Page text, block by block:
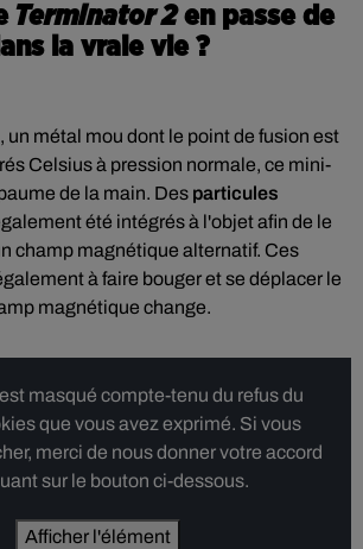
Terminator 2en passe de
la vraie vie ?
, un métal mou dont le point de fusion est
Celsius à pression normale, ce mini-
de la main. Des particules
été intégrés à l'objet afin de le
champ magnétique alternatif. Ces
à faire bouger et se déplacer le
magnétique change.
masqué compte-tenu du refus du
que vous avez exprimé. Si vous
merci de nous donner votre accord
sur le bouton ci-dessous.
Afficher l'élément